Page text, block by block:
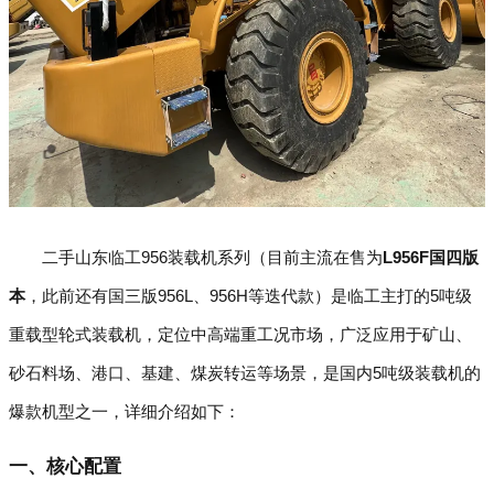
二手山东临工956装载机系列（目前主流在售为L956F国四版
本，此前还有国三版956L、956H等迭代款）是临工主打的5吨级
重载型轮式装载机，定位中高端重工况市场，广泛应用于矿山、
砂石料场、港口、基建、煤炭转运等场景，是国内5吨级装载机的
爆款机型之一，详细介绍如下：
一、核心配置